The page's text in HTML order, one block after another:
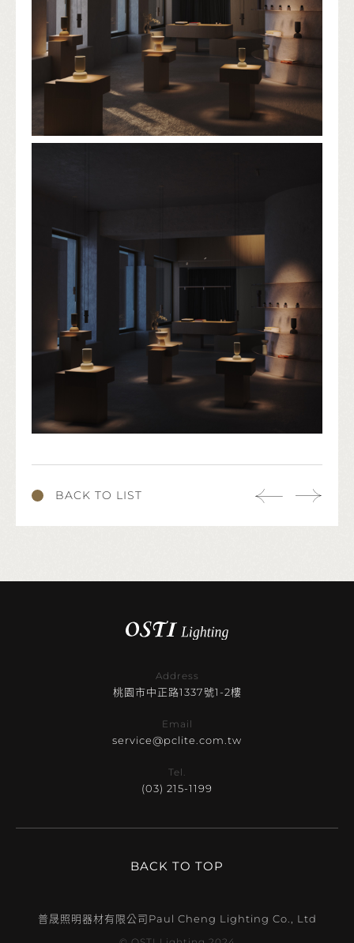
BACK TO LIST
Address
桃園市中正路1337號1-2樓
Email
service@pclite.com.tw
Tel.
(03) 215-1199
BACK TO TOP
普晟照明器材有限公司Paul Cheng Lighting Co., Ltd